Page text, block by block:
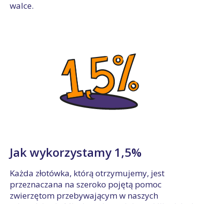
walce.
Jak wykorzystamy 1,5%
Każda złotówka, którą otrzymujemy, jest
przeznaczana na szeroko pojętą pomoc
zwierzętom przebywającym w naszych